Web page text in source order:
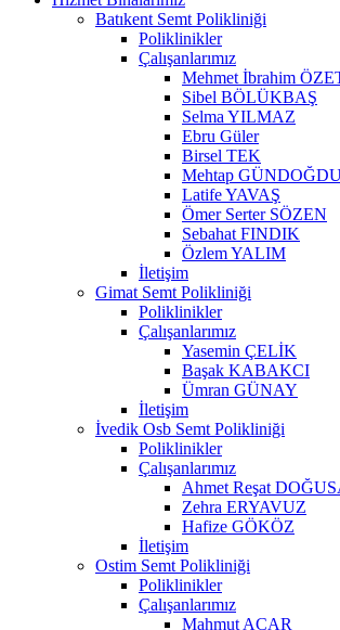
Batıkent Semt Polikliniği
Poliklinikler
Çalışanlarımız
Mehmet İbrahim
Sibel BÖLÜKBAŞ
Selma YILMAZ
Ebru Güler
Birsel TEK
Mehtap
Latife YAVAŞ
Ömer Serter SÖZEN
Sebahat FINDIK
Özlem YALIM
İletişim
Gimat Semt Polikliniği
Poliklinikler
Çalışanlarımız
Yasemin ÇELİK
Başak KABAKCI
Ümran GÜNAY
İletişim
İvedik Osb Semt Polikliniği
Poliklinikler
Çalışanlarımız
Ahmet Reşat
Zehra ERYAVUZ
Hafize GÖKÖZ
İletişim
Ostim Semt Polikliniği
Poliklinikler
Çalışanlarımız
Mahmut ACAR